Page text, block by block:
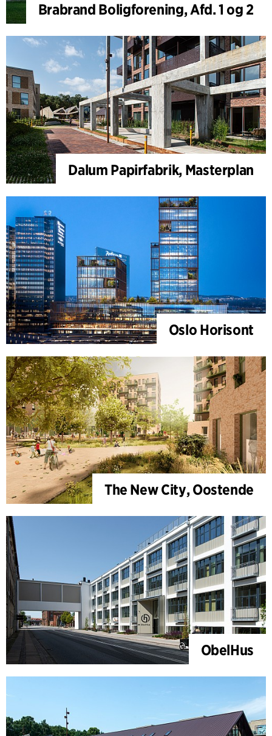
Brabrand Boligforening, Afd. 1 og 2
Dalum Papirfabrik, Masterplan
Oslo Horisont
The New City, Oostende
ObelHus